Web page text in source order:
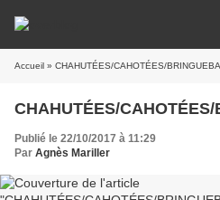
Accueil » CHAHUTÉES/CAHOTÉES/
CHAHUTÉES/
Publié le 22/10/2017 à 11:29
Par Agnès Mariller